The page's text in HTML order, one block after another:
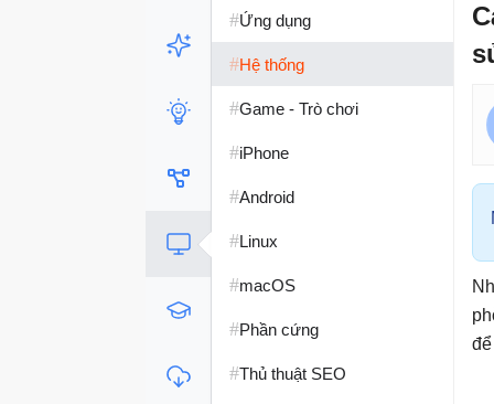
#Ứng dụng
#Hệ thống
#Game - Trò chơi
#iPhone
#Android
#Linux
#macOS
#Phần cứng
#Thủ thuật SEO